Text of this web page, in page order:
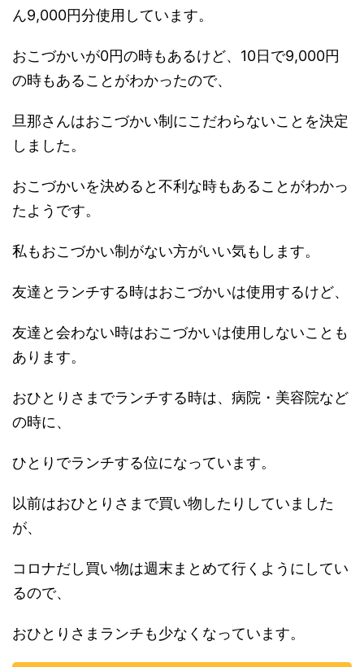
ん9,000円分使用しています。
おこづかいが0円の時もあるけど、10日で9,000円
の時もあることがわかったので、
旦那さんはおこづかい制にこだわらないことを決定
しました。
おこづかいを決めると不利な時もあることがわかっ
たようです。
私もおこづかい制がない方がいい気もします。
友達とランチする時はおこづかいは使用するけど、
友達と会わない時はおこづかいは使用しないことも
あります。
おひとりさまでランチする時は、病院・美容院など
の時に、
ひとりでランチする位になっています。
以前はおひとりさまで買い物したりしていました
が、
コロナだし買い物は週末まとめて行くようにしてい
るので、
おひとりさまランチも少なくなっています。